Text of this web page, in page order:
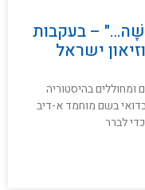
– בעקבות
ישראל
ומחוללים בהיסטוריה
בשם מוחמד א-דיב
לברר